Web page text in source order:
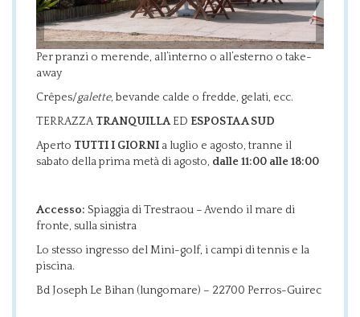
Per pranzi o merende, all’interno o all’esterno o take-
away
Crêpes/galette, bevande calde o fredde, gelati, ecc.
TERRAZZATRANQUILLAED ESPOSTA A SUD
Aperto TUTTI I GIORNI a luglio e agosto, tranne il
sabato della prima metà di agosto, dalle 11:00 alle 18:00
Accesso: Spiaggia di Trestraou – Avendo il mare di
fronte, sulla sinistra
Lo stesso ingresso del Mini-golf, i campi di tennis e la
piscina.
Bd Joseph Le Bihan (lungomare) – 22700 Perros-Guirec